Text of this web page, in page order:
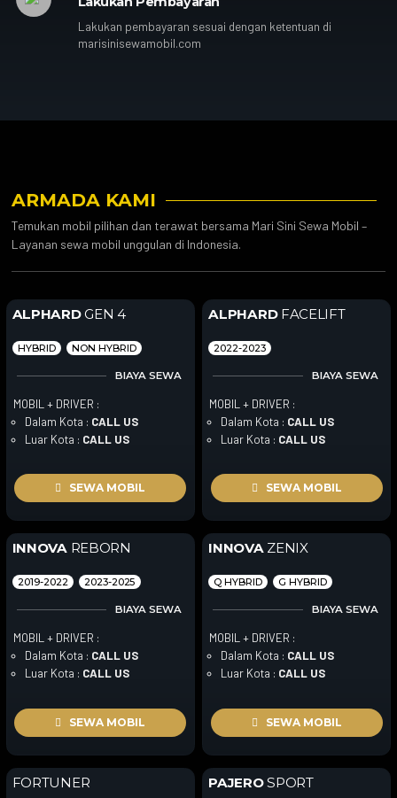
Lakukan pembayaran sesuai dengan ketentuan di
marisinisewamobil.com
ARMADA KAMI
Temukan mobil pilihan dan terawat bersama Mari Sini Sewa Mobil –
Layanan sewa mobil unggulan di Indonesia.
ALPHARDGEN 4
HYBRID NON HYBRID
BIAYA SEWA
MOBIL + DRIVER :
Dalam Kota : CALL US
Luar Kota : CALL US
SEWA MOBIL
ALPHARD FACELIFT
2022-2023
BIAYA SEWA
MOBIL + DRIVER :
Dalam Kota : CALL US
Luar Kota : CALL US
SEWA MOBIL
INNOVA REBORN
2019-2022 2023-2025
BIAYA SEWA
MOBIL + DRIVER :
Dalam Kota : CALL US
Luar Kota : CALL US
SEWA MOBIL
INNOVA ZENIX
Q HYBRID G HYBRID
BIAYA SEWA
MOBIL + DRIVER :
Dalam Kota : CALL US
Luar Kota : CALL US
SEWA MOBIL
FORTUNER PAJEROSPORT